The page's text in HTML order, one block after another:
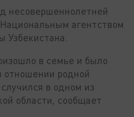
несовершеннолетней
агентством
Узбекистана.
в семье и было
отношении родной
в одном из
области, сообщает